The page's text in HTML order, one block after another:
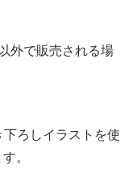
外で販売される場
ろしイラストを使
。